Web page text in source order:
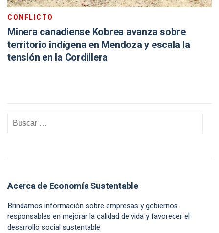
CONFLICTO
Minera canadiense Kobrea avanza sobre
territorio indígena en Mendoza y escala la
tensión en la Cordillera
Acerca de Economía Sustentable
Brindamos información sobre empresas y gobiernos
responsables en mejorar la calidad de vida y favorecer el
desarrollo social sustentable.